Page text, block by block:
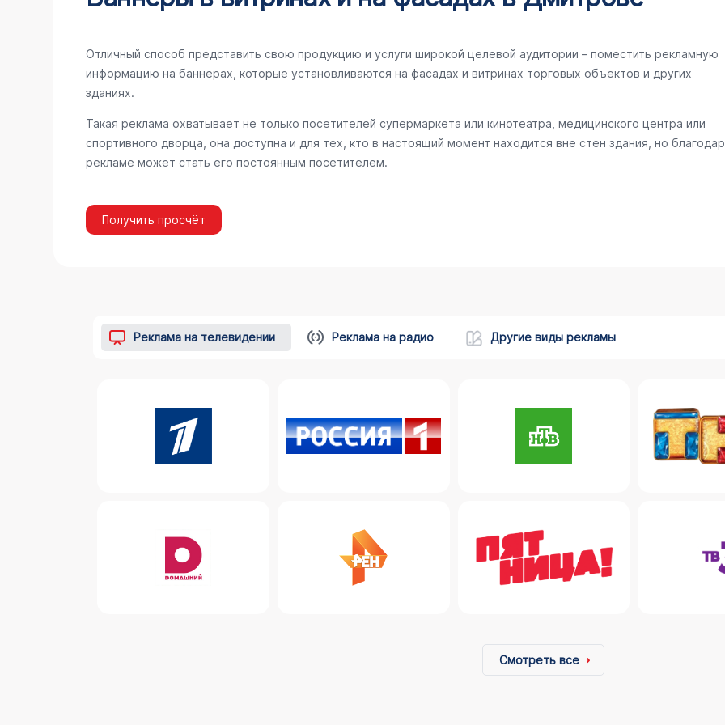
Отличный способ представить свою продукцию и услуги широкой целевой аудитории – поместить рекламную
информацию на баннерах, которые установливаются на фасадах и витринах торговых объектов и других
зданиях.
Такая реклама охватывает не только посетителей супермаркета или кинотеатра, медицинского центра или
спортивного дворца, она доступна и для тех, кто в настоящий момент находится вне стен здания, но
рекламе может стать его постоянным посетителем.
Получить просчёт
Реклама на телевидении Реклама на радио Другие виды рекламы
Смотреть все